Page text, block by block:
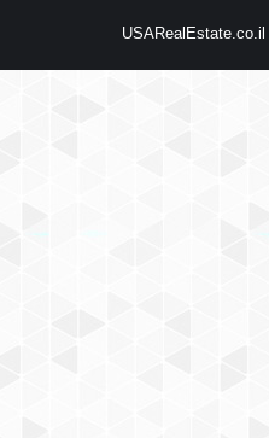
USARealEstate.co.il